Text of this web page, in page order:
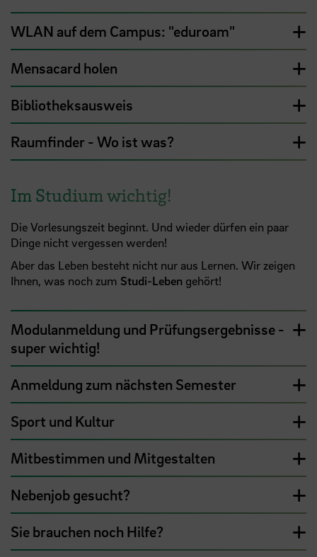
WLAN auf dem Campus: "eduroam"
Mensacard holen
Bibliotheksausweis
Raumfinder - Wo ist was?
Im Studium wichtig!
Die Vorlesungszeit beginnt. Und wieder dürfen ein paar
Dinge nicht vergessen werden!
Aber das Leben besteht nicht nur aus Lernen. Wir zeigen
Ihnen, was noch zum Studi-Leben gehört!
Modulanmeldung und Prüfungsergebnisse -
super wichtig!
Anmeldung zum nächsten Semester
Sport und Kultur
Mitbestimmen und Mitgestalten
Nebenjob gesucht?
Sie brauchen noch Hilfe?